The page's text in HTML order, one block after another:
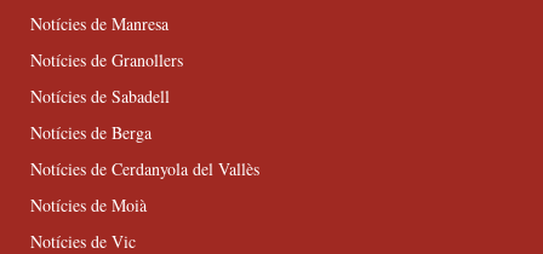
Notícies de Manresa
Notícies de Granollers
Notícies de Sabadell
Notícies de Berga
Notícies de Cerdanyola del Vallès
Notícies de Moià
Notícies de Vic